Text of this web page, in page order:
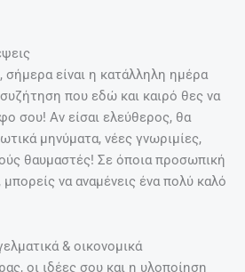
σήμερα είναι η κατάλληλη ημέρα
συζήτηση που εδώ και καιρό θες να
σου! Αν είσαι ελεύθερος, θα
μηνύματα, νέες γνωριμίες,
θαυμαστές! Σε όποια προσωπική
μπορείς να αναμένεις ένα πολύ καλό
& οικονομικά
οι ιδέες σου και η υλοποίηση